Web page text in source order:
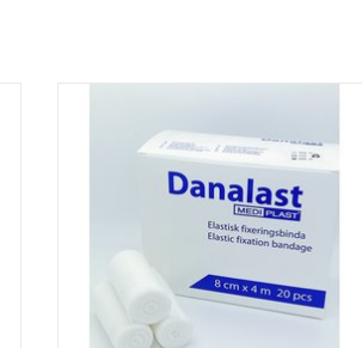
wondbedekkers zoals een zalfgaas of
gaaskompres. Daarbij blijft een hoge mate
van bewegingsvrijheid behouden. De
elasticiteit van het windsel zorgt voor een
goede rekbaarheid w
TOEVOEGEN AAN WINKELWAGEN